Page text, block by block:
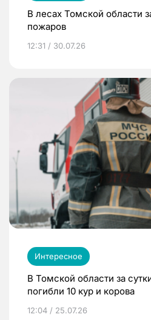
В лесах Томской области
пожаров
12:31 / 30.07.26
Интересное
В Томской области за
погибли 10 кур и корова
12:04 / 25.07.26